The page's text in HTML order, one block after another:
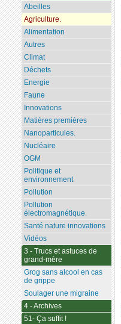
Abeilles
Agriculture.
Alimentation
Autres
Climat
Déchets
Energie
Faune
Innovations
Matières premières
Nanoparticules.
Nucléaire
OGM
Politique et
environnement
Pollution
Pollution
électromagnétique.
Santé nature innovations
Vidéos
3 - Trucs et astuces de
grand-mère
Grog sans alcool en cas
de grippe
Soulager une migraine
4 - Archives
51- Ça suffit !